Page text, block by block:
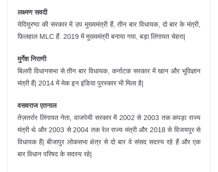
लक्ष्मण सवदी
येदियुरप्पा की सरकार में उप मुख्यमंत्री हैं, तीन बार विधायक, दो बार के मंत्री,
फ़िलहाल MLC हैं. 2019 में मुख्यमंत्री बनाया गया, बड़ा लिंगायत चेहरा|
मुर्गेश निराणी
बिलग़ी विधानसभा से तीन बार विधायक, कर्नाटक सरकार में खान और भूविज्ञान
मंत्री हैं| 2014 में मेक इन इंडिया पुरस्कार भी मिला है|
वसवराज एतनाल
तेज़तर्रार लिंगायत नेता, वाजपेयी सरकार में 2002 से 2003 तक कपड़ा राज्य
मंत्री थे और 2003 से 2004 तक रेल राज्य मंत्री और 2018 से विजयपुर से
विधायक हैं| बीजापुर लोकसभा क्षेत्र से दो बार वे संसद सदस्य रहे हैं और एक
बार विधान परिषद के सदस्य रहे|